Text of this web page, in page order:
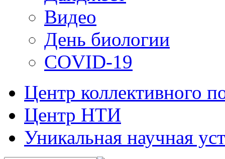
Видео
День биологии
COVID-19
Центр коллективного
Центр НТИ
Уникальная научная